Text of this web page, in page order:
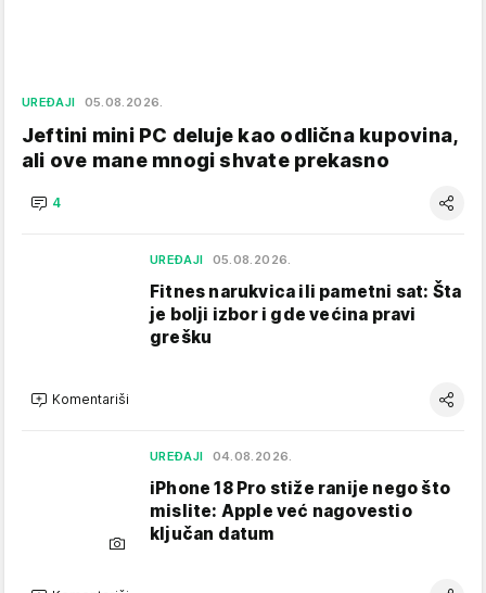
UREĐAJI 05.08.2026.
Jeftini mini PC deluje kao odlična kupovina,
ali ove mane mnogi shvate prekasno
4
UREĐAJI 05.08.2026.
Fitnes narukvica ili pametni sat: Šta
je bolji izbor i gde većina pravi
grešku
Komentariši
UREĐAJI 04.08.2026.
iPhone 18 Pro stiže ranije nego što
mislite: Apple već nagovestio
ključan datum